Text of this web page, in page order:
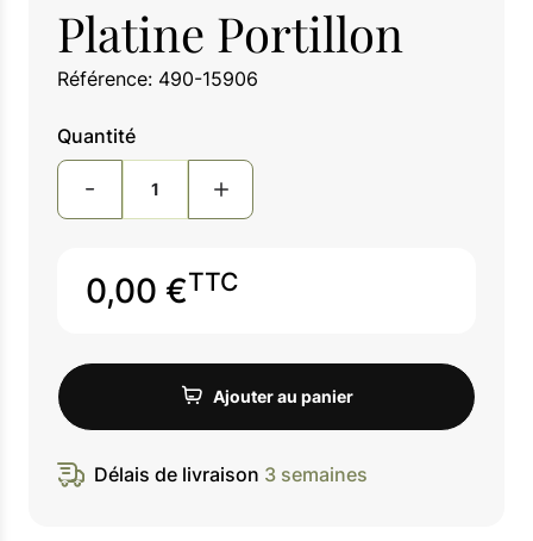
Platine Portillon
Référence: 490-15906
Quantité
0,00 €TTC
Ajouter au panier
Délais de livraison 3 semaines